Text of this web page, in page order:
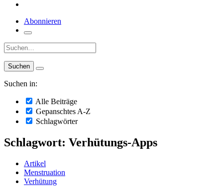
Abonnieren
Suche:
Suchen in:
Alle Beiträge
Gepanschtes A-Z
Schlagwörter
Schlagwort: Verhütungs-Apps
Artikel
Menstruation
Verhütung